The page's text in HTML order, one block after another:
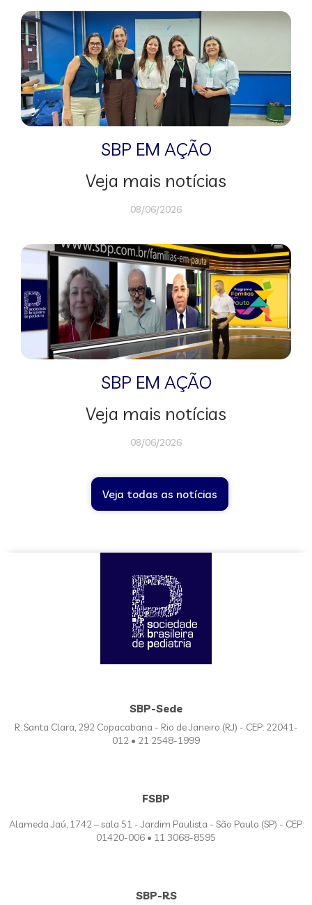
SBP EM AÇÃO
Veja mais notícias
08/06/2026
SBP EM AÇÃO
Veja mais notícias
08/06/2026
Veja todas as notícias
SBP-Sede
R. Santa Clara, 292 Copacabana - Rio de Janeiro (RJ) - CEP: 22041-
012 • 21 2548-1999
FSBP
Alameda Jaú, 1742 – sala 51 - Jardim Paulista - São Paulo (SP) - CEP:
01420-006 • 11 3068-8595
SBP-RS